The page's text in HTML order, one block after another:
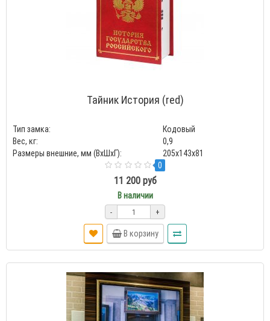
Тайник История (red)
Тип замка:
Кодовый
Вес, кг:
0,9
Размеры внешние, мм (ВхШхГ):
205x143x81
0
11 200 руб
В наличии
- +
В корзину